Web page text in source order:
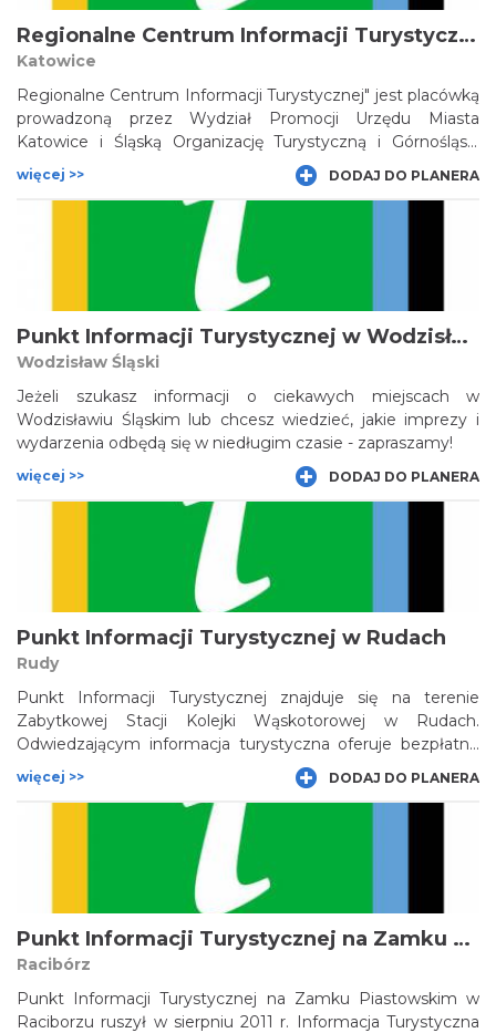
Regionalne Centrum Informacji Turystycznej w Katowicach
Katowice
Regionalne Centrum Informacji Turystycznej" jest placówką
prowadzoną przez Wydział Promocji Urzędu Miasta
Katowice i Śląską Organizację Turystyczną i Górnośląski
Oddział PTTK Katowice, który prowadzi sprzedaż
wydawnictw i gadżetów oraz oferuje usługi przewodnickie.
więcej >> DODAJ DO PLANERA
Punkt Informacji Turystycznej w Wodzisławiu Śląskim
Wodzisław Śląski
Jeżeli szukasz informacji o ciekawych miejscach w
Wodzisławiu Śląskim lub chcesz wiedzieć, jakie imprezy i
wydarzenia odbędą się w niedługim czasie - zapraszamy!
więcej >> DODAJ DO PLANERA
Punkt Informacji Turystycznej w Rudach
Rudy
Punkt Informacji Turystycznej znajduje się na terenie
Zabytkowej Stacji Kolejki Wąskotorowej w Rudach.
Odwiedzającym informacja turystyczna oferuje bezpłatne
wydawnictwa turystyczne o pobliskich atrakcjach i dostęp
do sieci internetowej.
więcej >> DODAJ DO PLANERA
Punkt Informacji Turystycznej na Zamku Piastowskim w Raciborzu
Racibórz
Punkt Informacji Turystycznej na Zamku Piastowskim w
Raciborzu ruszył w sierpniu 2011 r. Informacja Turystyczna